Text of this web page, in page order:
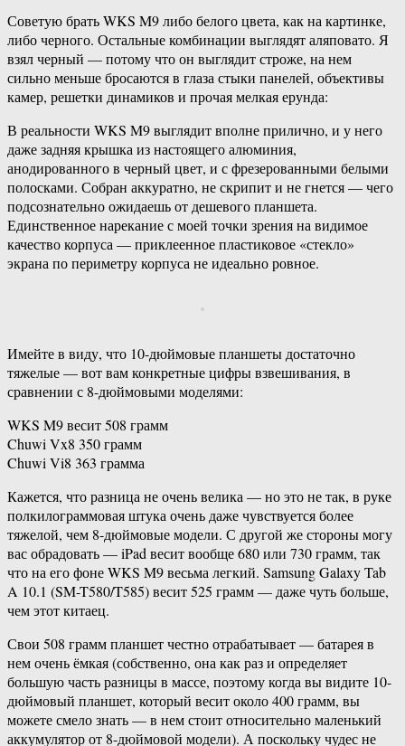
Советую брать WKS M9 либо белого цвета, как на картинке,
либо черного. Остальные комбинации выглядят аляповато. Я
взял черный — потому что он выглядит строже, на нем
сильно меньше бросаются в глаза стыки панелей, объективы
камер, решетки динамиков и прочая мелкая ерунда:
В реальности WKS M9 выглядит вполне прилично, и у него
даже задняя крышка из настоящего алюминия,
анодированного в черный цвет, и с фрезерованными белыми
полосками. Собран аккуратно, не скрипит и не гнется — чего
подсознательно ожидаешь от дешевого планшета.
Единственное нарекание с моей точки зрения на видимое
качество корпуса — приклеенное пластиковое «стекло»
экрана по периметру корпуса не идеально ровное.
Имейте в виду, что 10-дюймовые планшеты достаточно
тяжелые — вот вам конкретные цифры взвешивания, в
сравнении с 8-дюймовыми моделями:
WKS M9 весит 508 грамм
Chuwi Vx8 350 грамм
Chuwi Vi8 363 грамма
Кажется, что разница не очень велика — но это не так, в руке
полкилограммовая штука очень даже чувствуется более
тяжелой, чем 8-дюймовые модели. С другой же стороны могу
вас обрадовать — iPad весит вообще 680 или 730 грамм, так
что на его фоне WKS M9 весьма легкий. Samsung Galaxy Tab
A 10.1 (SM-T580/T585) весит 525 грамм — даже чуть больше,
чем этот китаец.
Свои 508 грамм планшет честно отрабатывает — батарея в
нем очень ёмкая (собственно, она как раз и определяет
большую часть разницы в массе, поэтому когда вы видите 10-
дюймовый планшет, который весит около 400 грамм, вы
можете смело знать — в нем стоит относительно маленький
аккумулятор от 8-дюймовой модели). А поскольку чудес не